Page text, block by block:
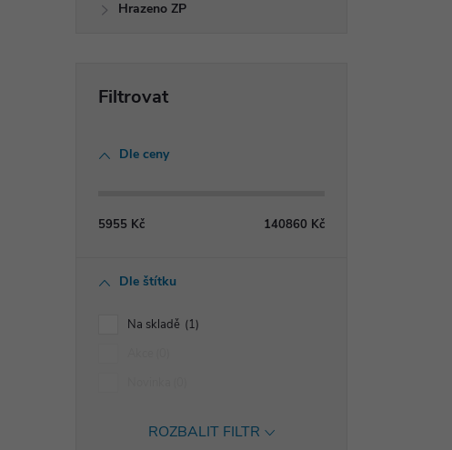
Hrazeno ZP
Dle ceny
5955 Kč 140860 Kč
Dle štítku
Na skladě
1
ROZBALIT FILTR